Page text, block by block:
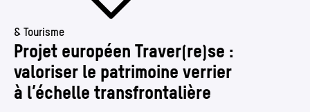
& Tourisme
Projet européen Traver(re)se :
valoriser le patrimoine verrier
à l’échelle transfrontalière